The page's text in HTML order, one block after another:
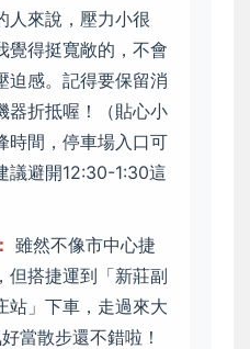
人來說，壓力小很
覺得挺寬敞的，不會
迫感。記得要保留消
器折抵喔！（貼心小
時間，停車場入口可
議避開12:30-1:30這
雖然不像市中心捷
但搭捷運到「新莊副
站」下車，走過來大
當散步還不錯啦！